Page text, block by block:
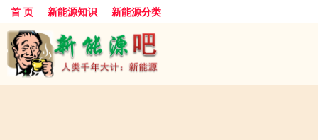
首 页 新能源知识 新能源分类